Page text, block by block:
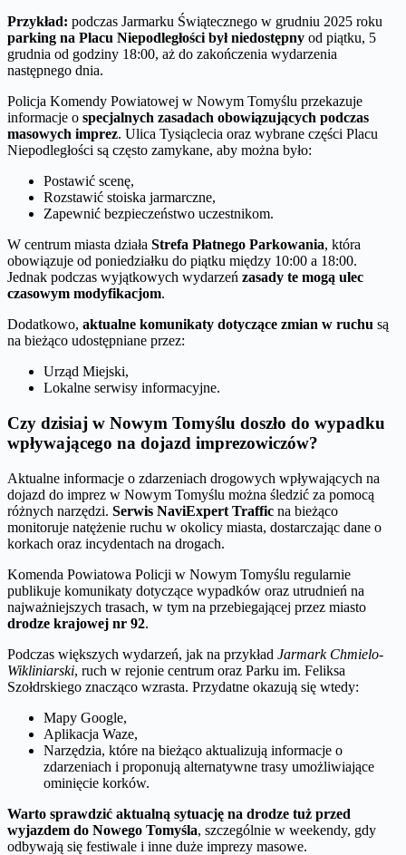
Przykład: podczas Jarmarku Świątecznego w grudniu 2025 roku
parking na Placu Niepodległości był niedostępny od piątku, 5
grudnia od godziny 18:00, aż do zakończenia wydarzenia
następnego dnia.
Policja Komendy Powiatowej w Nowym Tomyślu przekazuje
informacje o specjalnych zasadach obowiązujących podczas
masowych imprez. Ulica Tysiąclecia oraz wybrane części Placu
Niepodległości są często zamykane, aby można było:
Postawić scenę,
Rozstawić stoiska jarmarczne,
Zapewnić bezpieczeństwo uczestnikom.
W centrum miasta działa Strefa Płatnego Parkowania, która
obowiązuje od poniedziałku do piątku między 10:00 a 18:00.
Jednak podczas wyjątkowych wydarzeń zasady te mogą ulec
czasowym modyfikacjom.
Dodatkowo, aktualne komunikaty dotyczące zmian w ruchu są
na bieżąco udostępniane przez:
Urząd Miejski,
Lokalne serwisy informacyjne.
Czy dzisiaj w Nowym Tomyślu doszło do wypadku
wpływającego na dojazd imprezowiczów?
Aktualne informacje o zdarzeniach drogowych wpływających na
dojazd do imprez w Nowym Tomyślu można śledzić za pomocą
różnych narzędzi. Serwis NaviExpert Traffic na bieżąco
monitoruje natężenie ruchu w okolicy miasta, dostarczając dane o
korkach oraz incydentach na drogach.
Komenda Powiatowa Policji w Nowym Tomyślu regularnie
publikuje komunikaty dotyczące wypadków oraz utrudnień na
najważniejszych trasach, w tym na przebiegającej przez miasto
drodze krajowej nr 92.
Podczas większych wydarzeń, jak na przykład Jarmark Chmielo-
Wikliniarski, ruch w rejonie centrum oraz Parku im. Feliksa
Szołdrskiego znacząco wzrasta. Przydatne okazują się wtedy:
Mapy Google,
Aplikacja Waze,
Narzędzia, które na bieżąco aktualizują informacje o
zdarzeniach i proponują alternatywne trasy umożliwiające
ominięcie korków.
Warto sprawdzić aktualną sytuację na drodze tuż przed
wyjazdem do Nowego Tomyśla, szczególnie w weekendy, gdy
odbywają się festiwale i inne duże imprezy masowe.